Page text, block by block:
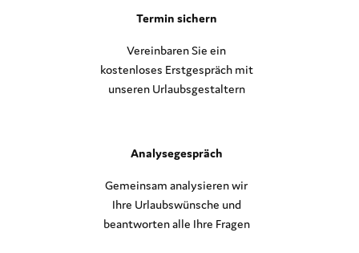
Termin sichern
Vereinbaren Sie ein
kostenloses Erstgespräch mit
unseren Urlaubsgestaltern
Analysegespräch
Gemeinsam analysieren wir
Ihre Urlaubswünsche und
beantworten alle Ihre Fragen